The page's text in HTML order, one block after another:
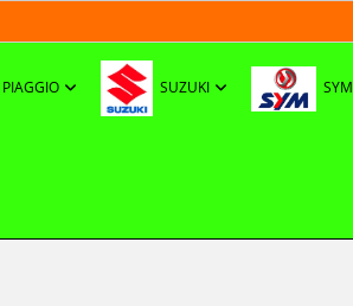
PIAGGIO SUZUKI SYM